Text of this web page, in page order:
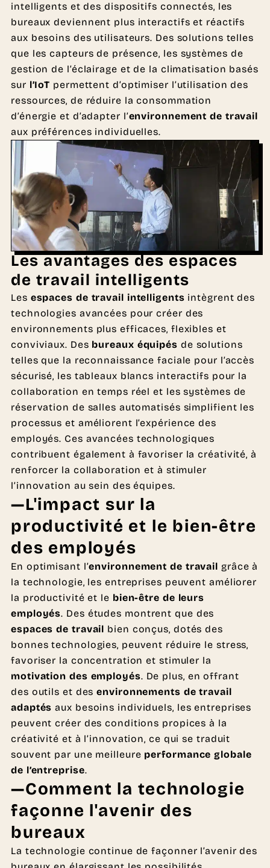
intelligents et des dispositifs connectés, les
bureaux deviennent plus interactifs et réactifs
aux besoins des utilisateurs. Des solutions telles
que les capteurs de présence, les systèmes de
gestion de l’éclairage et de la climatisation basés
sur l’IoT permettent d’optimiser l’utilisation des
ressources, de réduire la consommation
d’énergie et d’adapter l’environnement de travail
aux préférences individuelles.
Les avantages des espaces
de travail intelligents
Les espaces de travail intelligents intègrent des
technologies avancées pour créer des
environnements plus efficaces, flexibles et
conviviaux. Des bureaux équipés de solutions
telles que la reconnaissance faciale pour l’accès
sécurisé, les tableaux blancs interactifs pour la
collaboration en temps réel et les systèmes de
réservation de salles automatisés simplifient les
processus et améliorent l’expérience des
employés. Ces avancées technologiques
contribuent également à favoriser la créativité, à
renforcer la collaboration et à stimuler
l’innovation au sein des équipes.
—L'impact sur la
productivité et le bien-être
des employés
En optimisant l’environnement de travail grâce à
la technologie, les entreprises peuvent améliorer
la productivité et le bien-être de leurs
employés. Des études montrent que des
espaces de travail bien conçus, dotés des
bonnes technologies, peuvent réduire le stress,
favoriser la concentration et stimuler la
motivation des employés. De plus, en offrant
des outils et desenvironnements de travail
adaptés aux besoins individuels, les entreprises
peuvent créer des conditions propices à la
créativité et à l’innovation, ce qui se traduit
souvent par une meilleure performance globale
de l’entreprise.
—Comment la technologie
façonne l'avenir des
bureaux
La technologie continue de façonner l’avenir des